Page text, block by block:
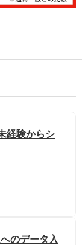
経験からシ
のデータ入